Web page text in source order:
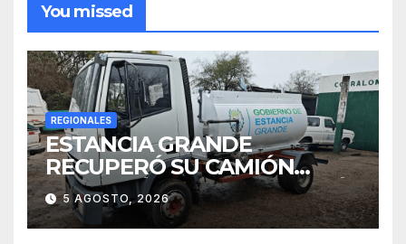
You missed
REGIONALES
ESTANCIA GRANDE
RECUPERÓ SU CAMIÓN
ATMOSFÉRICO Y MEJORARÁ
EL SERVICIO DE
SANEAMIENTO PARA LOS
5 AGOSTO, 2026